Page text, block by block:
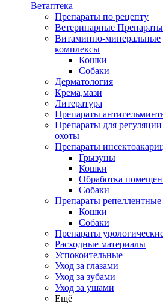
Ветаптека
Препараты по рецепту
Ветеринарные Препараты
Витаминно-минеральные
комплексы
Кошки
Собаки
Дерматология
Крема,мази
Литература
Препараты
Препараты для
охоты
Препараты
Грызуны
Кошки
Обработка
Собаки
Препараты репеллентные
Кошки
Собаки
Препараты
Расходные материалы
Успокоительные
Уход за глазами
Уход за зубами
Уход за ушами
Ещё